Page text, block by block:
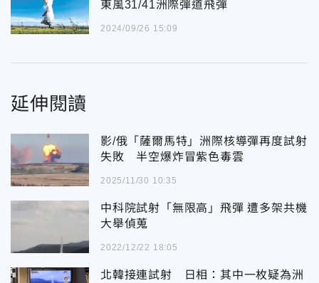
東風31/41洲際彈道飛彈
2024/09/26 15:09
延伸閱讀
影/俄「薩爾馬特」洲際核導彈再度試射
失敗 半空爆炸冒紫色毒雲
2025/11/30 10:35
中科院試射「無限高」飛彈 遭多架共機
大舉偵蒐
2022/12/22 18:05
北韓接連試射 日相：其中一枚疑為洲